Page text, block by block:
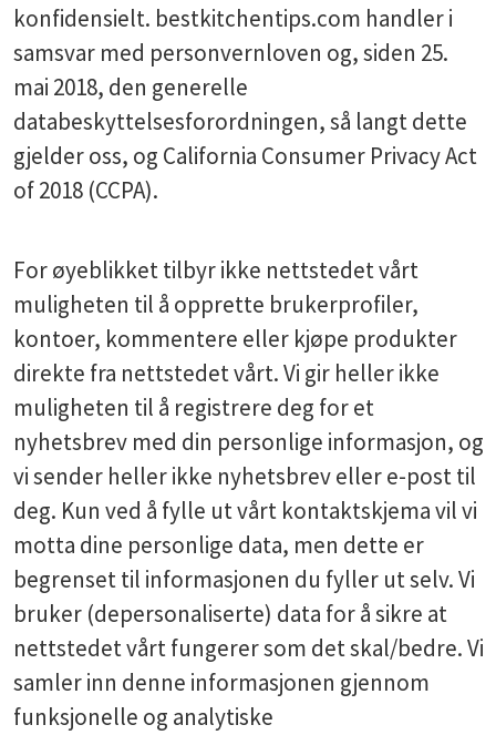
konfidensielt. bestkitchentips.com handler i
samsvar med personvernloven og, siden 25.
mai 2018, den generelle
databeskyttelsesforordningen, så langt dette
gjelder oss, og California Consumer Privacy Act
of 2018 (CCPA).
For øyeblikket tilbyr ikke nettstedet vårt
muligheten til å opprette brukerprofiler,
kontoer, kommentere eller kjøpe produkter
direkte fra nettstedet vårt. Vi gir heller ikke
muligheten til å registrere deg for et
nyhetsbrev med din personlige informasjon, og
vi sender heller ikke nyhetsbrev eller e-post til
deg. Kun ved å fylle ut vårt kontaktskjema vil vi
motta dine personlige data, men dette er
begrenset til informasjonen du fyller ut selv. Vi
bruker (depersonaliserte) data for å sikre at
nettstedet vårt fungerer som det skal/bedre. Vi
samler inn denne informasjonen gjennom
funksjonelle og analytiske